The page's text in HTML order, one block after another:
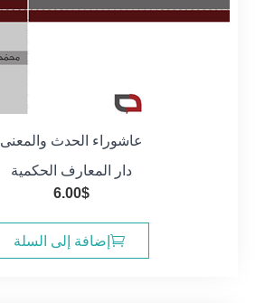
عاشوراء الحدث والمعنى
دار المعارف الحكمية
6.00$
إضافة إلى السلة